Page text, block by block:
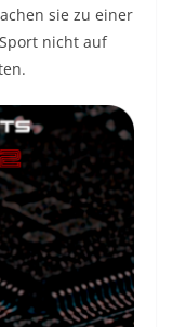
sie zu einer
nicht auf